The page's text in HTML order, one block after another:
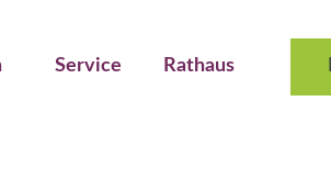
Service Rathaus